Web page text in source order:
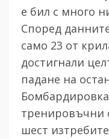
е бил с много
Според
само 23 от
достигнали
падане на
тренировъчни
шест